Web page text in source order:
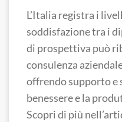
L’Italia registra i
soddisfazione tra i
di prospettiva può
consulenza
offrendo supporto e
benessere e la
Scopri di più